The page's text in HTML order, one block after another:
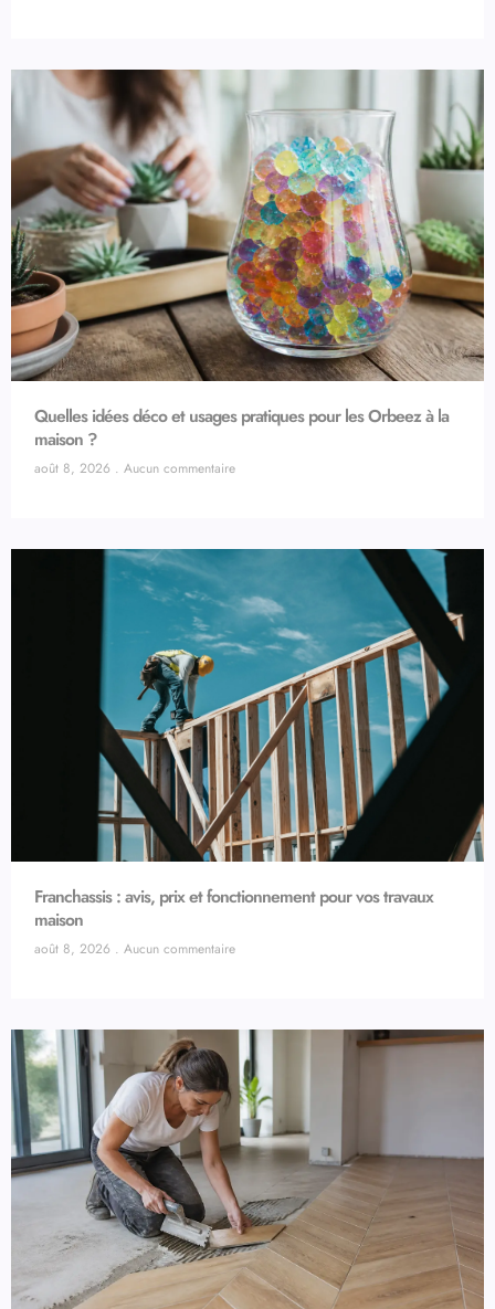
Quelles idées déco et usages pratiques pour les Orbeez à la
maison ?
août 8, 2026 Aucun commentaire
Franchassis : avis, prix et fonctionnement pour vos travaux
maison
août 8, 2026 Aucun commentaire